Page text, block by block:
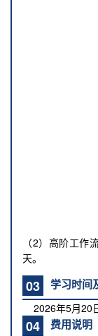
（2）高阶工作
天。
03 学习时间
2026年5月20
04 费用说明